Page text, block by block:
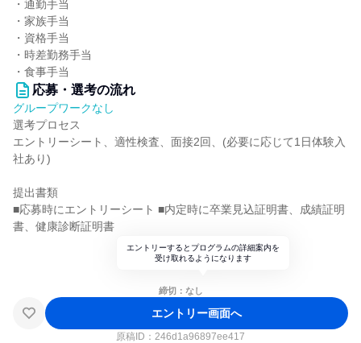
・通勤手当
・家族手当
・資格手当
・時差勤務手当
・食事手当
応募・選考の流れ
グループワークなし
選考プロセス
エントリーシート、適性検査、面接2回、(必要に応じて1日体験入
社あり)
提出書類
■応募時にエントリーシート ■内定時に卒業見込証明書、成績証明
書、健康診断証明書
エントリーするとプログラムの詳細案内を
受け取れるようになります
締切：なし
エントリー画面へ
原稿ID： 246d1a96897ee417